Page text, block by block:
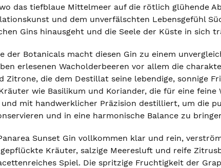
das tiefblaue Mittelmeer auf die rötlich glühende
und dem unverfälschten Lebensgefühl
Gins hinausgeht und die Seele der Küste in sich
der Botanicals macht diesen Gin zu einem
erlesenen Wacholderbeeren vor allem die
die dem Destillat seine lebendige, sonnige
wie Basilikum und Koriander, die für eine
mit handwerklicher Präzision destilliert, um die
und in eine harmonische Balance zu
Sunset Gin vollkommen klar und rein,
Kräuter, salzige Meeresluft und reife
Spiel. Die spritzige Fruchtigkeit der